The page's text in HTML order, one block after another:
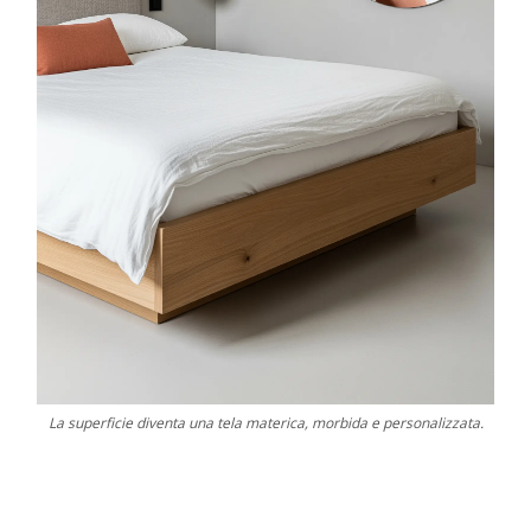
La superficie diventa una tela materica, morbida e personalizzata.